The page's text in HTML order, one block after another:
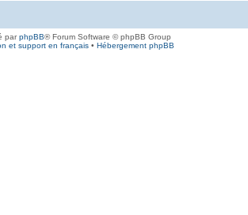
parphpBB® Forum Software © phpBB Group
et support en français• Hébergement phpBB